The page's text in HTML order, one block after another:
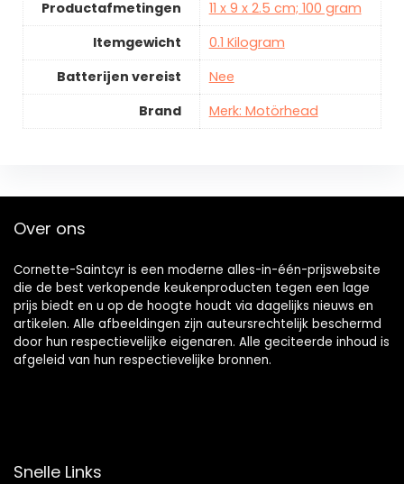
Productafmetingen
11 x 9 x 2.5 cm; 100 gram
Itemgewicht
0.1 Kilogram
Batterijen vereist
Nee
Brand
Merk: Motörhead
Over ons
Cornette-Saintcyr is een moderne alles-in-één-prijswebsite
die de best verkopende keukenproducten tegen een lage
prijs biedt en u op de hoogte houdt via dagelijks nieuws en
artikelen. Alle afbeeldingen zijn auteursrechtelijk beschermd
door hun respectievelijke eigenaren. Alle geciteerde inhoud is
afgeleid van hun respectievelijke bronnen.
Snelle Links